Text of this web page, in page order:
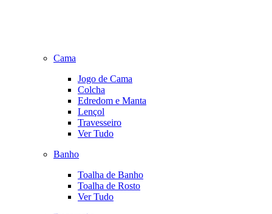
Cama
Jogo de Cama
Colcha
Edredom e Manta
Lençol
Travesseiro
Ver Tudo
Banho
Toalha de Banho
Toalha de Rosto
Ver Tudo